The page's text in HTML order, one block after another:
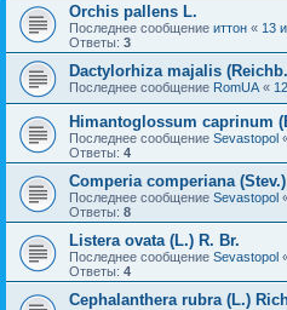
Orchis pallens L.
Последнее сообщение иттон « 13
Ответы: 3
Dactylorhiza majalis
Последнее сообщение RomUA «
Himantoglossum caprinum
Последнее сообщение Sevastopol
Ответы: 4
Comperia comperiana (Stev.)
Последнее сообщение Sevastopol
Ответы: 8
Listera ovata (L.) R. Br.
Последнее сообщение Sevastopol
Ответы: 4
Cephalanthera rubra (L.)